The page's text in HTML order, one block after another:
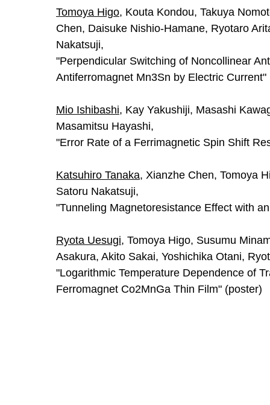
Tomoya Higo, Kouta Kondou, Takuya
Chen, Daisuke Nishio-Hamane, Ryotaro
Nakatsuji,
"Perpendicular Switching of Noncollinear
Antiferromagnet Mn3Sn by Electric Current"
Mio Ishibashi, Kay Yakushiji, Masashi
Masamitsu Hayashi,
"Error Rate of a Ferrimagnetic Spin Shift
Katsuhiro Tanaka, Xianzhe Chen, Tomoya
Satoru Nakatsuji,
"Tunneling Magnetoresistance Effect with
Ryota Uesugi, Tomoya Higo, Susumu
Asakura, Akito Sakai, Yoshichika Otani,
"Logarithmic Temperature Dependence of
Ferromagnet Co2MnGa Thin Film" (poster)